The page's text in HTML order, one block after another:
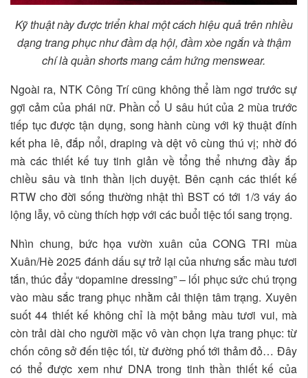
Kỹ thuật này được triển khai một cách hiệu quả trên nhiều
dạng trang phục như đầm dạ hội, đầm xòe ngắn và thậm
chí là quần shorts mang cảm hứng menswear.
Ngoài ra, NTK Công Trí cũng không thể làm ngơ trước sự
gợi cảm của phái nữ. Phần cổ U sâu hút của 2 mùa trước
tiếp tục được tận dụng, song hành cùng với kỹ thuật đính
kết pha lê, đắp nổi, draping và dệt vô cùng thú vị; nhờ đó
mà các thiết kế tuy tinh giản về tổng thể nhưng đầy ắp
chiều sâu và tinh thần lịch duyệt. Bên cạnh các thiết kế
RTW cho đời sống thường nhật thì BST có tới 1/3 váy áo
lộng lẫy, vô cùng thích hợp với các buổi tiệc tối sang trọng.
Nhìn chung, bức họa vườn xuân của CONG TRI mùa
Xuân/Hè 2025 đánh dấu sự trở lại của nhưng sắc màu tươi
tắn, thúc đẩy“dopamine dressing” – lối phục sức chú trọng
vào màu sắc trang phục nhằm cải thiện tâm trạng. Xuyên
suốt 44 thiết kế không chỉ là một bảng màu tươi vui, mà
còn trải dài cho người mặc vô vàn chọn lựa trang phục: từ
chốn công sở đến tiệc tối, từ đường phố tới thảm đỏ… Đây
có thể được xem như DNA trong tinh thần thiết kế của